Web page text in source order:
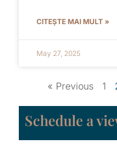
CITEȘTE MAI MULT »
May 27, 2025
« Previous 1
Schedule a